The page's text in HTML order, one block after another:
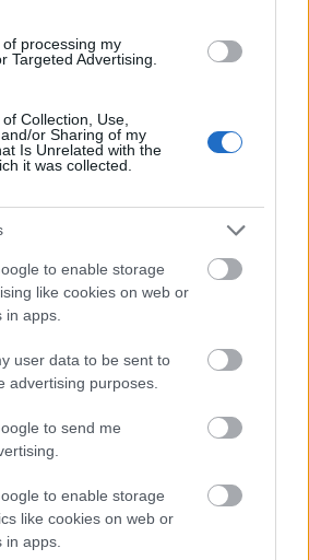
processing my
Targeted Advertising.
Collection, Use,
or Sharing of my
Is Unrelated with the
it was collected.
to enable storage
like cookies on web or
apps.
user data to be sent to
advertising purposes.
to send me
to enable storage
like cookies on web or
apps.
magyar rádió
és néhány év alatt
spanyolul. Olyannyira,
színészi karrierjét, és
nyelven is sztár lett, férje
ünnepelték,
filmekben szerepelt. A
jöhetett először haza, a
után színpadra is állhatott, de
jól érezte magát
színikritikus ezt írta róla:
Sosem mondott igazat.
és mély hittel tódított.
a világról csakis